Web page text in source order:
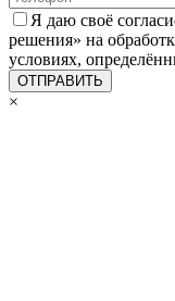
Я даю своё
решения» на
условиях,
×